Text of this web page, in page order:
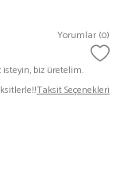
Yorumlar (0)
biz üretelim.
Taksit Seçenekleri